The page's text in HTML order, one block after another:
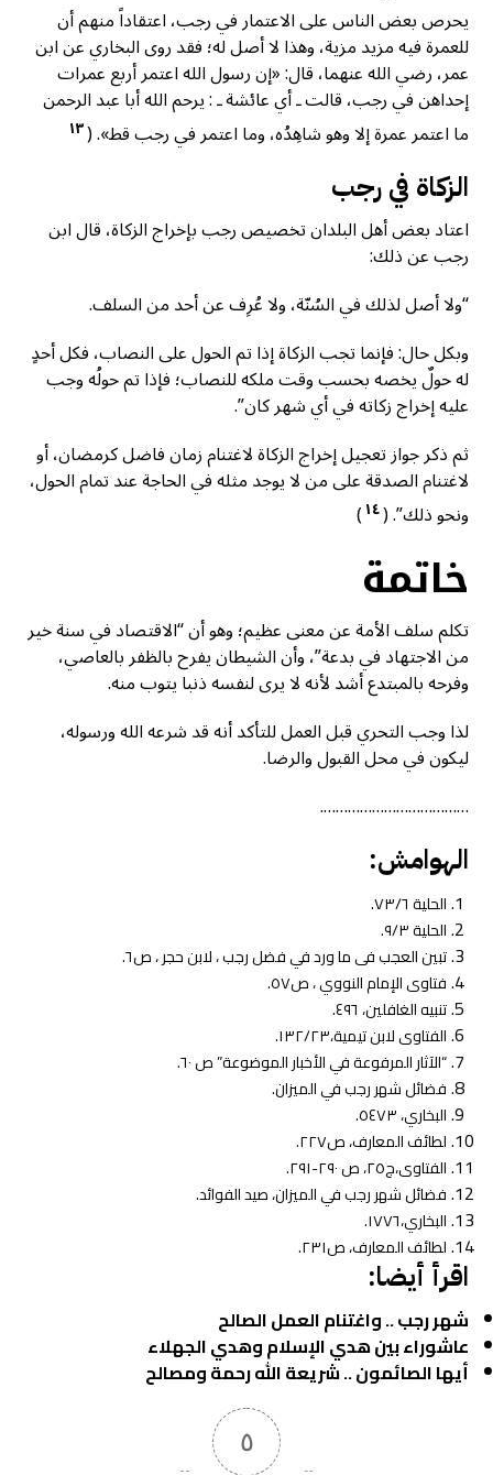
يحرص بعض الناس على الاعتمار في رجب، اعتقاداً منهم أن
للعمرة فيه مزيد مزية، وهذا لا أصل له؛ فقد روى البخاري عن ابن
عمر، رضي الله عنهما، قال: «إن رسول الله اعتمر أربع عمرات
إحداهن في رجب، قالت ـ أي عائشة ـ : يرحم الله أبا عبد الرحمن
ما اعتمر عمرة إلا وهو شاهِدُه، وما اعتمر في رجب قط». (١٣
الزكاة في رجب
اعتاد بعض أهل البلدان تخصيص رجب بإخراج الزكاة، قال ابن
رجب عن ذلك:
“ولا أصل لذلك في السُنّة، ولا عُرِف عن أحد من السلف.
وبكل حال: فإنما تجب الزكاة إذا تم الحول على النصاب، فكل أحدٍ
له حولٌ يخصه بحسب وقت ملكه للنصاب؛ فإذا تم حولُه وجب
عليه إخراج زكاته في أي شهر كان”.
ثم ذكر جواز تعجيل إخراج الزكاة لاغتنام زمان فاضل كرمضان، أو
لاغتنام الصدقة على من لا يوجد مثله في الحاجة عند تمام الحول،
ونحو ذلك”. (١٤)
خاتمة
تكلم سلف الأمة عن معنى عظيم؛ وهو أن “الاقتصاد في سنة خير
من الاجتهاد في بدعة”، وأن الشيطان يفرح بالظفر بالعاصي،
وفرحه بالمبتدع أشد لأنه لا يرى لنفسه ذنبا يتوب منه.
لذا وجب التحري قبل العمل للتأكد أنه قد شرعه الله ورسوله،
ليكون في محل القبول والرضا.
……………………………….
الهوامش:
الحلية ٧٣/٦.
الحلية ٩/٣.
تبين العجب فی ما ورد في فضل رجب ، لابن حجر ، ص٦.
فتاوى الإمام النووي ، ص٥٧.
تنبيه الغافلين، ٤٩٦.
الفتاوى لابن تيمية،١٣٢/٢٣.
“الآثار المرفوعة في الأخبار الموضوعة” ص ٦٠.
فضائل شهر رجب في الميزان.
البخاري، ٥٤٧٣.
لطائف المعارف، ص٢٢٧.
الفتاوى،ج٢٥، ص ٢٩٠-٢٩١.
فضائل شهر رجب في الميزان، صيد الفوائد.
البخاري،١٧٧٦.
لطائف المعارف، ص٢٣١.
اقرأ أيضا:
شهر رجب .. واغتنام العمل الصالح
عاشوراء بين هدي الإسلام وهدي الجهلاء
أيها الصائمون .. شريعة الله رحمة ومصالح
٥